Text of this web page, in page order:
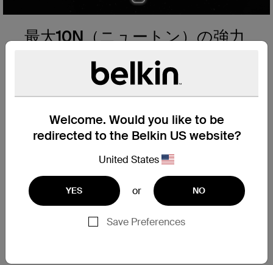
Welcome. Would you like to be
redirected to the Belkin US website?
United States
YES or NO
Save Preferences
最大10N（ニュートン）の強力
なマグネット式リングを搭載
特別設計のネオジム磁石&マグネットでズレ
*画像はイメージです。マグネットの配置はス